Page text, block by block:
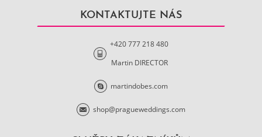
KONTAKTUJTE NÁS
+420 777 218 480
Martin DIRECTOR
martindobes.com
shop@pragueweddings.com